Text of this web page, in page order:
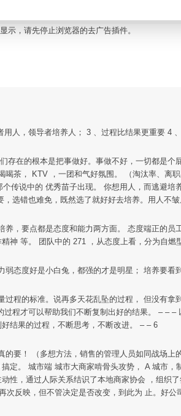
示，请先停止浏览器的去广告插件。
用人，领导者培养人； 3 、过程比结果更重要 4
存在的根本是把事做好。事做不好，一切都是
茶， KTV ，一团和气好氛围。 （淘汰率、离
传说中的 优秀苗子出现。 你想用人，而逃避
选错也难免，既然选了就好好去培养。用人不
，要点都是态度和能力两方面。 态度端正的
神 等。 团队中的 271 ，从态度上看，分为自燃
弱态度好是小白兔，都强的才是明星； 培养要看
程的标准。说再多天花乱坠的过程， 但没有
程才可以帮助我们不断复制出好的结果。 – –
结果的过程，不断思考，不断改进。 – – 6
要！ （多想方法，销售的管理人员如同战场
定。 城市端 城市大商家啃骨头攻势， A 城市
，通过人际关系结识了本地商家协会 ，组织
反映，但不管决定是否改变，到此为 止。好